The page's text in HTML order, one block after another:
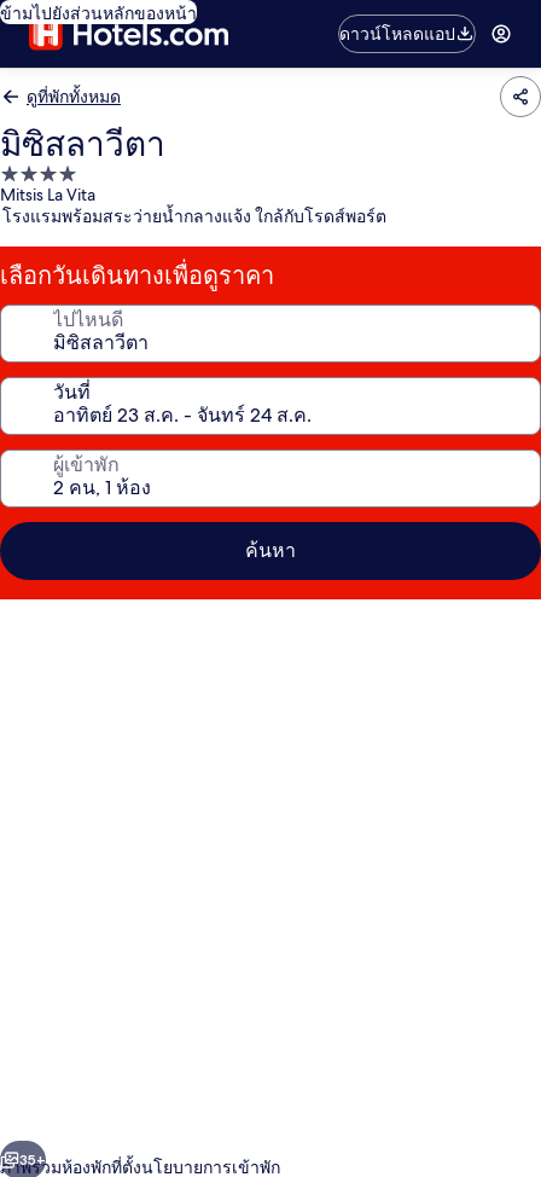
ข้ามไปยังส่วนหลักของหน้า
ดาวน์โหลดแอป
ดูที่พักทั้งหมด
มิซิสลาวีตา
ที่พัก
4.0
Mitsis La Vita
โรงแรมพร้อมสระว่ายน้ำกลางแจ้ง ใกล้กับโรดส์พอร์ต
เลือกวันเดินทางเพื่อดูราคา
ไปไหนดี
วันที่
ผู้เข้าพัก
ค้นหา
า
ถัดไป
35+
ภาพรวมห้องพักที่ตั้งนโยบายการเข้าพัก